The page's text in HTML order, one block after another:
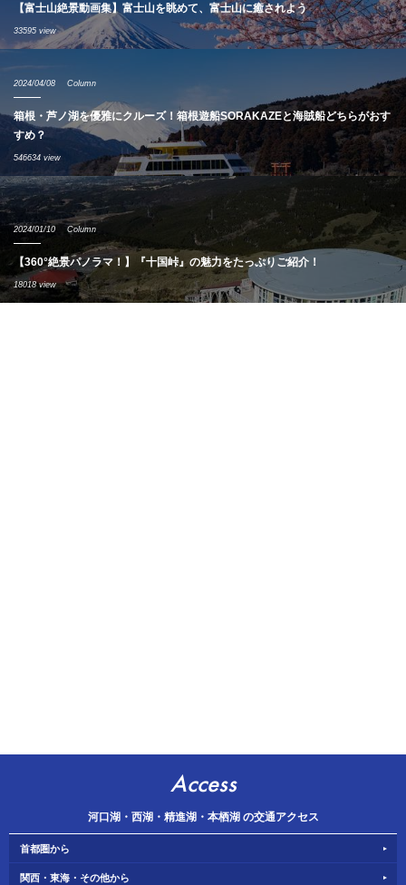
【富士山絶景動画集】富士山を眺めて、富士山に癒されよう
33595 view
2024/04/08 Column
箱根・芦ノ湖を優雅にクルーズ！箱根遊船SORAKAZEと海賊船どちらがおす
すめ？
546634 view
2024/01/10 Column
【360°絶景パノラマ！】『十国峠』の魅力をたっぷりご紹介！
18018 view
Access
河口湖・西湖・精進湖・本栖湖 の交通アクセス
首都圏から
関西・東海・その他から